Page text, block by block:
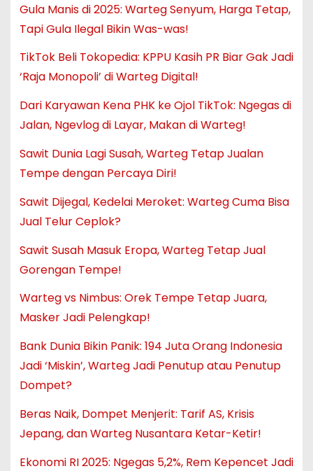
Gula Manis di 2025: Warteg Senyum, Harga Tetap,
Tapi Gula Ilegal Bikin Was-was!
TikTok Beli Tokopedia: KPPU Kasih PR Biar Gak Jadi
‘Raja Monopoli’ di Warteg Digital!
Dari Karyawan Kena PHK ke Ojol TikTok: Ngegas di
Jalan, Ngevlog di Layar, Makan di Warteg!
Sawit Dunia Lagi Susah, Warteg Tetap Jualan
Tempe dengan Percaya Diri!
Sawit Dijegal, Kedelai Meroket: Warteg Cuma Bisa
Jual Telur Ceplok?
Sawit Susah Masuk Eropa, Warteg Tetap Jual
Gorengan Tempe!
Warteg vs Nimbus: Orek Tempe Tetap Juara,
Masker Jadi Pelengkap!
Bank Dunia Bikin Panik: 194 Juta Orang Indonesia
Jadi ‘Miskin’, Warteg Jadi Penutup atau Penutup
Dompet?
Beras Naik, Dompet Menjerit: Tarif AS, Krisis
Jepang, dan Warteg Nusantara Ketar-Ketir!
Ekonomi RI 2025: Ngegas 5,2%, Rem Kepencet Jadi